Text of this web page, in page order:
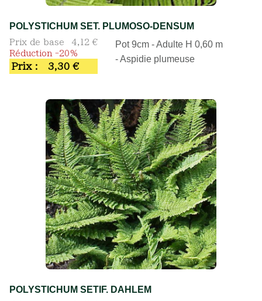
POLYSTICHUM SET. PLUMOSO-DENSUM
Prix de base
4,12 €
Réduction -20%
Prix : 3,30 €
Pot 9cm - Adulte H 0,60 m
- Aspidie plumeuse
POLYSTICHUM SETIF. DAHLEM